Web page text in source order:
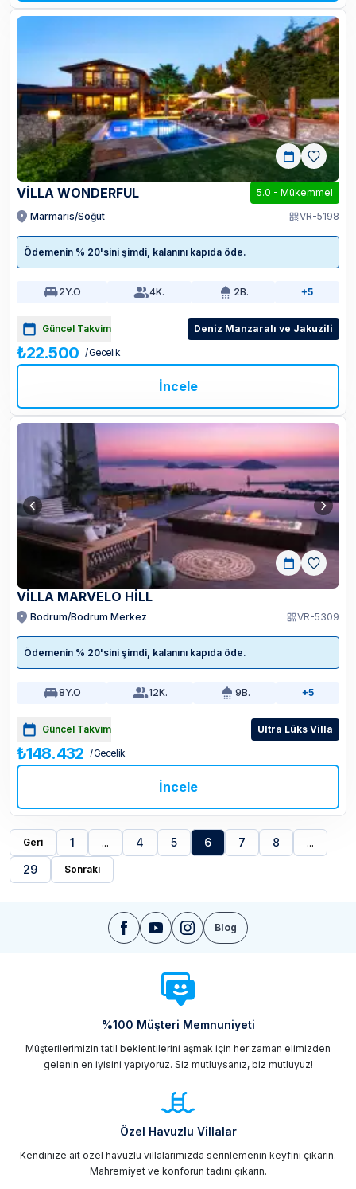
VİLLA WONDERFUL 5.0 - Mükemmel
Marmaris/Söğüt
VR-5198
Ödemenin % 20'sini şimdi, kalanını kapıda öde.
2Y.O 4K. 2B. +5
Güncel Takvim Deniz Manzaralı ve Jakuzili
₺22.500 / Gecelik
İncele
VILLA MARVELO HILL
Bodrum/Bodrum Merkez VR-5309
Ödemenin % 20'sini şimdi, kalanını kapıda öde.
8Y.O 12K. 9B. +5
Güncel Takvim Ultra Lüks Villa
₺148.432 / Gecelik
İncele
Geri 1 ... 4 5 6 7 8
...
29
Sonraki
Blog
%100 Müşteri Memnuniyeti
Müşterilerimizin tatil beklentilerini aşmak için her zaman elimizden
gelenin en iyisini yapıyoruz. Siz mutluysanız, biz mutluyuz!
Özel Havuzlu Villalar
Kendinize ait özel havuzlu villalarımızda serinlemenin keyfini çıkarın.
Mahremiyet ve konforun tadını çıkarın.